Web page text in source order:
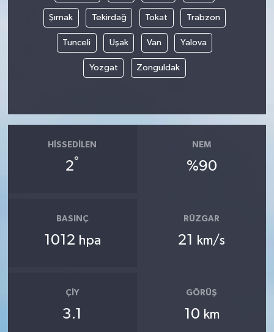
Şırnak Tekirdağ Tokat Trabzon
Tunceli Uşak Van Yalova
Yozgat Zonguldak
HISSEDILEN
2°
NEM
%90
BASINÇ
1012 hpa
RÜZGAR
21 km/s
ÇIY
3.1
GÖRÜŞ
10 km